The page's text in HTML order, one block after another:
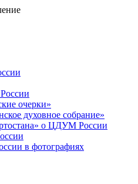
очерки»
духовное собрание»
о ЦДУМ России
в фотографиях